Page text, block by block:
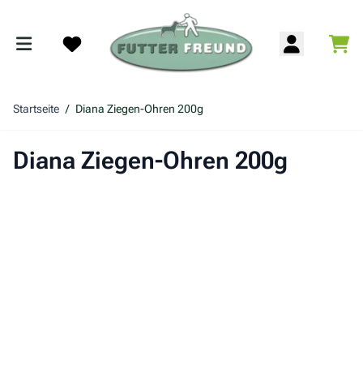
Startseite / Diana Ziegen-Ohren 200g
Diana Ziegen-Ohren 200g